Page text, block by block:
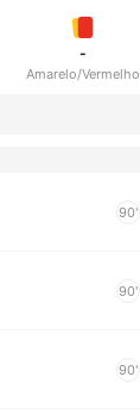
-
Amarelo/Vermelho
90'
90'
90'